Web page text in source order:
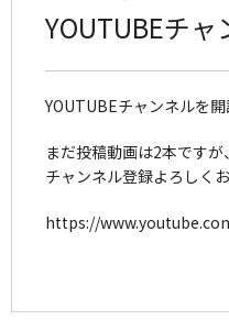
YOUTUBEチャ
YOUTUBEチャンネルを開
まだ投稿動画は2本ですが
チャンネル登録よろしくお
https://